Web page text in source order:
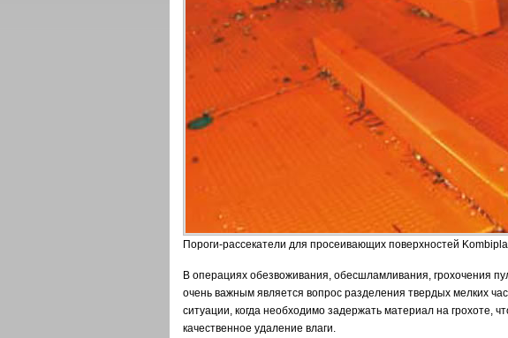
Пороги-рассекатели для просеивающих поверхностей
В операциях обезвоживания, обесшламливания, грохочения
очень важным является вопрос разделения твердых мелких
ситуации, когда необходимо задержать материал на грохоте,
качественное удаление влаги.